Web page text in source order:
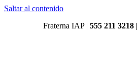
Saltar al contenido
Fraterna IAP | 555 211 3218 |